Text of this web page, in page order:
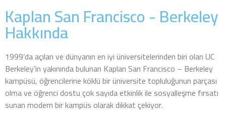
Kaplan San Francisco - Berkeley
Hakkında
1999’da açılan ve dünyanın en iyi üniversitelerinden biri olan UC
Berkeley’in yakınında bulunan Kaplan San Francisco – Berkeley
kampüsü, öğrencilerine köklü bir üniversite topluluğunun parçası
olma ve öğrenci dostu çok sayıda etkinlik ile sosyalleşme fırsatı
sunan modern bir kampüs olarak dikkat çekiyor.